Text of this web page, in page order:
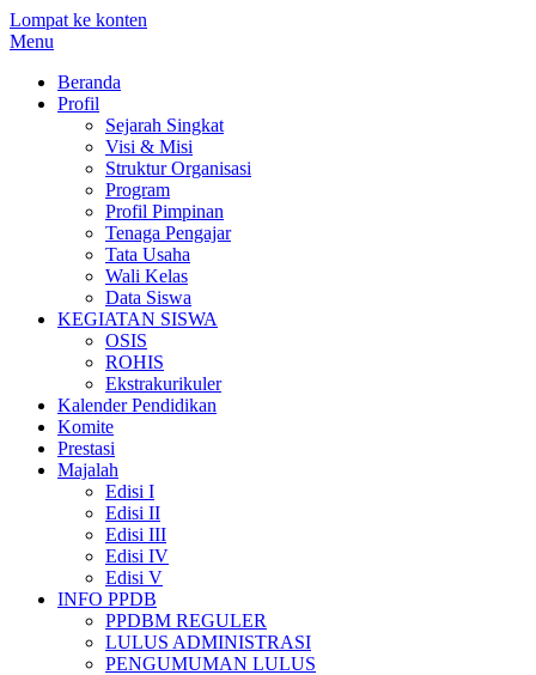
Lompat ke konten
Menu
Beranda
Profil
Sejarah Singkat
Visi & Misi
Struktur Organisasi
Program
Profil Pimpinan
Tenaga Pengajar
Tata Usaha
Wali Kelas
Data Siswa
KEGIATAN SISWA
OSIS
ROHIS
Ekstrakurikuler
Kalender Pendidikan
Komite
Prestasi
Majalah
Edisi I
Edisi II
Edisi III
Edisi IV
Edisi V
INFO PPDB
PPDBM REGULER
LULUS ADMINISTRASI
PENGUMUMAN LULUS